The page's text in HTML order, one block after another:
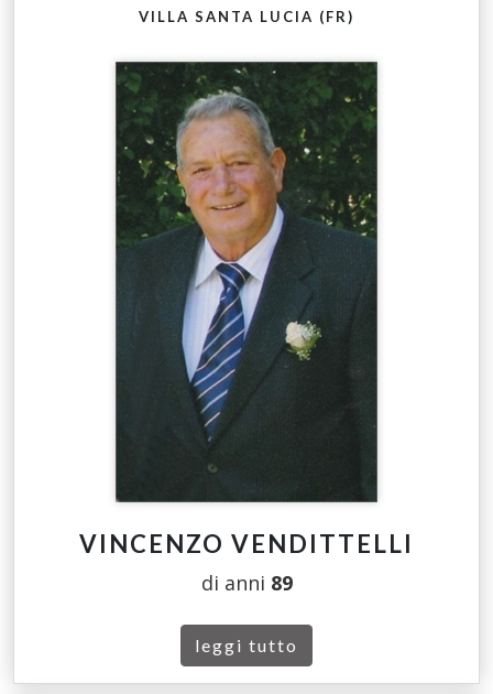
VILLA SANTA LUCIA (FR)
VINCENZO VENDITTELLI
di anni 89
leggi tutto